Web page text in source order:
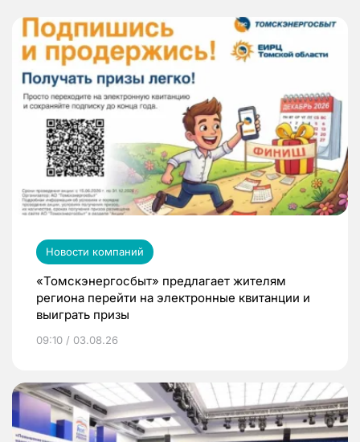
Новости компаний
«Томскэнергосбыт» предлагает жителям
региона перейти на электронные квитанции и
выиграть призы
09:10 / 03.08.26